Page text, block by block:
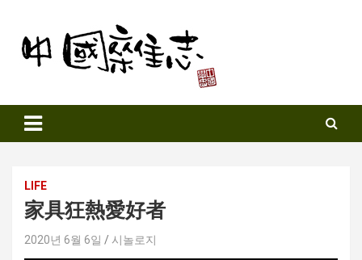
content
Sinozine
LIFE
家具狂熱愛好者
2020년 6월 6일 시놀로지